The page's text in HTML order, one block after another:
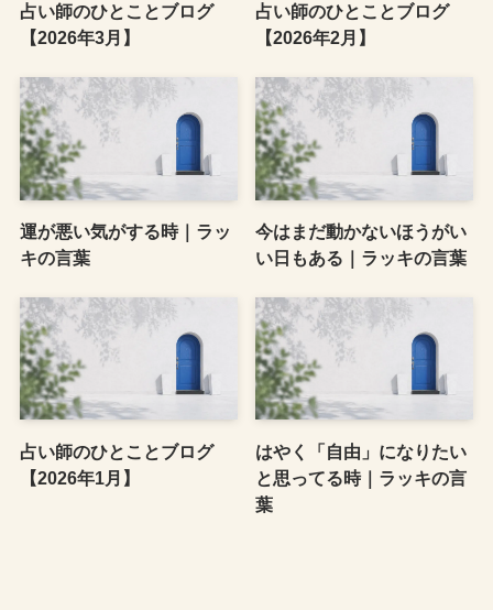
占い師のひとことブログ
【2026年3月】
占い師のひとことブログ
【2026年2月】
運が悪い気がする時｜ラッ
キの言葉
今はまだ動かないほうがい
い日もある｜ラッキの言葉
占い師のひとことブログ
【2026年1月】
はやく「自由」になりたい
と思ってる時｜ラッキの言
葉